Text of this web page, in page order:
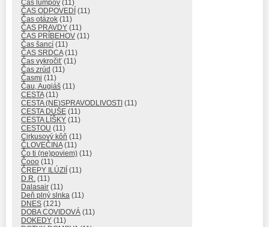
Čas lumpov (11)
ČAS ODPOVEDÍ (11)
Čas otázok (11)
ČAS PRAVDY (11)
ČAS PRÍBEHOV (11)
Čas šancí (11)
ČAS SRDCA(11)
Čas vykročiť (11)
Čas zrúd (11)
Časmi (11)
Čau, Augiáš (11)
CESTA(11)
CESTA (NE)SPRAVODLIVOSTI (11)
CESTA DUŠE (11)
CESTA LÍŠKY (11)
CESTOU (11)
Cirkusový kôň (11)
ČLOVEČINA(11)
Čo ti (ne)poviem) (11)
Čooo (11)
ČREPY ILÚZIÍ
(11)
D.R. (11)
Dalasair (11)
Deň plný slnka (11)
DNES (121)
DOBA COVIDOVÁ (11)
DOKEDY (11)